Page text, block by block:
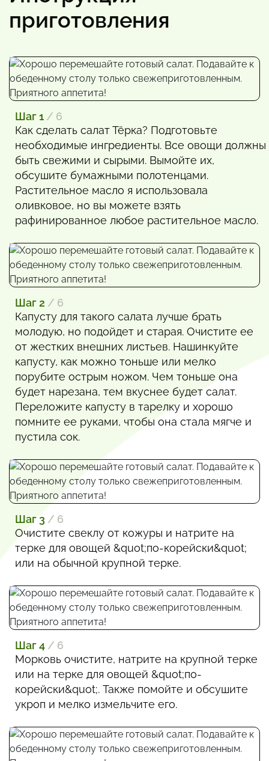
приготовления
Шаг 1 / 6
Как сделать салат Тёрка? Подготовьте
необходимые ингредиенты. Все овощи должны
быть свежими и сырыми. Вымойте их,
обсушите бумажными полотенцами.
Растительное масло я использовала
оливковое, но вы можете взять
рафинированное любое растительное масло.
Шаг 2 / 6
Капусту для такого салата лучше брать
молодую, но подойдет и старая. Очистите ее
от жестких внешних листьев. Нашинкуйте
капусту, как можно тоньше или мелко
порубите острым ножом. Чем тоньше она
будет нарезана, тем вкуснее будет салат.
Переложите капусту в тарелку и хорошо
помните ее руками, чтобы она стала мягче и
пустила сок.
Шаг 3 / 6
Очистите свеклу от кожуры и натрите на
терке для овощей &quot;по-корейски&quot;
или на обычной крупной терке.
Шаг 4 / 6
Морковь очистите, натрите на крупной терке
или на терке для овощей &quot;по-
корейски&quot;. Также помойте и обсушите
укроп и мелко измельчите его.